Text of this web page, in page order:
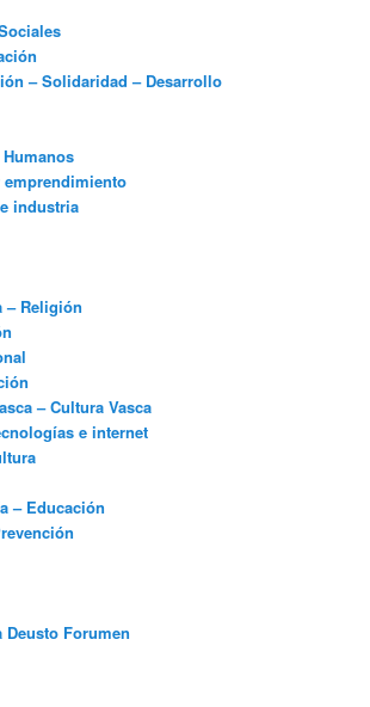
– Solidaridad – Desarrollo
emprendimiento
industria
– Religión
– Cultura Vasca
e internet
– Educación
Deusto Forumen